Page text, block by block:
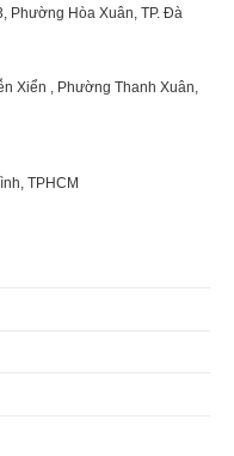
Phường Hòa Xuân, TP. Đà
Xiển , Phường Thanh Xuân,
TPHCM